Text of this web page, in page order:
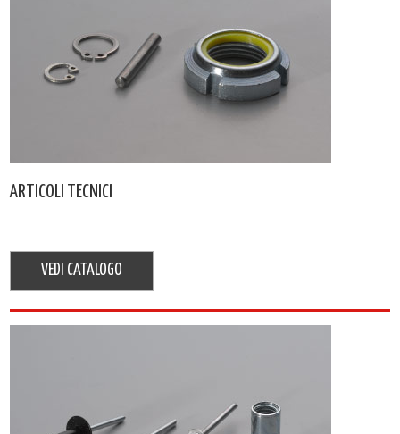
ARTICOLI TECNICI
VEDI CATALOGO